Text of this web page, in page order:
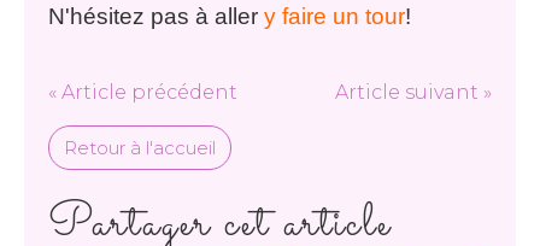
N'hésitez pas à aller y faire un tour!
« Article précédent Article suivant »
Retour à l'accueil
Partager cet article